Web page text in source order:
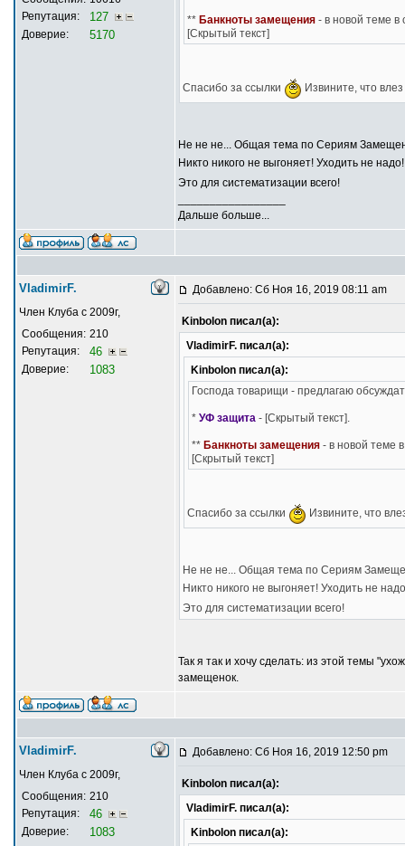
Репутация:
127
Доверие: 5170
** Банкноты замещения - в новой теме в
[Скрытый текст]
Спасибо за ссылки Извините, что
Не не не... Общая тема по Сериям
Никто никого не выгоняет! Уходить не
Это для систематизации всего!
Дальше больше...
VladimirF.
Член Клуба с 2009г,
Сообщения: 210
Репутация:
46
Доверие: 1083
Добавлено: Сб Ноя 16, 2019 08:11 am
Kinbolon писал(а):
VladimirF. писал(а):
Kinbolon писал(а):
Господа товарищи - предлагаю
* УФ защита - [Скрытый текст].
** Банкноты замещения - в новой теме
[Скрытый текст]
Спасибо за ссылки Извините, что
Не не не... Общая тема по Сериям
Никто никого не выгоняет! Уходить не
Это для систематизации всего!
Так я так и хочу сделать: из этой темы
замещенок.
VladimirF.
Член Клуба с 2009г,
Сообщения: 210
Репутация:
46
Доверие: 1083
Добавлено: Сб Ноя 16, 2019 12:50 pm
Kinbolon писал(а):
VladimirF. писал(а):
Kinbolon писал(а):